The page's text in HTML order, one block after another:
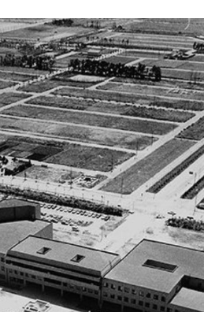
建設の影響もあって
クワガタの確認情報
たが、カブトムシ・
の情報がありまし
り個体数が減少して
す。 2025年3月28日
ワガタ全員が目覚め
2月17日 冬眠してい
目覚めました!! 昆虫ゼ
れか
をイ
ライ
30分
り畑
Sun（
口前
夜）